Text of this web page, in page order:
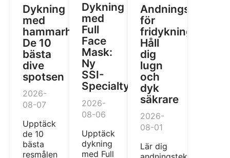
Dykning
med
hammarhajar:
De 10
bästa
dive
spotsen
2026-
08-07
Upptäck
de 10
bästa
resmålen
Dykning
med
Full
Face
Mask:
Ny
SSI-
Specialty
2026-
08-06
Upptäck
dykning
med Full
för
fridykning:
Håll
dig
lugn
och
dyk
säkrare
2026-
08-01
Lär dig